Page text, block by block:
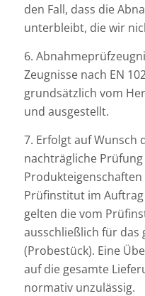
den Fall, dass die
unterbleibt, die wir
6.
Zeugnisse nach EN
grundsätzlich vom
und ausgestellt.
7. Erfolgt auf Wunsch
nachträgliche
Prüfinstitut im Auftrag
gelten die vom
ausschließlich für das
(Probestück). Eine
auf die gesamte
normativ unzulässig.